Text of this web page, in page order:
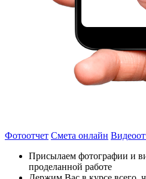
Фотоотчет Смета онлайн
Присылаем фотографии и
проделанной работе